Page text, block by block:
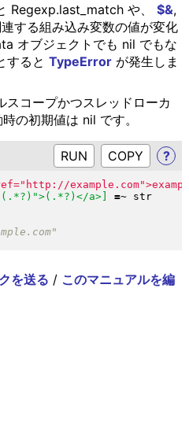
Regexp.last_match や、 $&,
する組み込み変数の値が変化
オブジェクトでも nil でもな
すると TypeErrorが発生しま
スコープかつスレッドローカ
の初期値は nil です。
RUN ?
a>] =~ str
を送る / このマニュアルを編